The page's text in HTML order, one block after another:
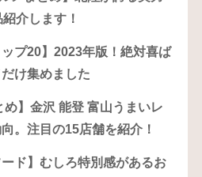
介します！
ップ20】2023年版！絶対喜ば
け集めました
め】金沢 能登 富山うまいレ
。注目の15店舗を紹介！
ード】むしろ特別感があるお